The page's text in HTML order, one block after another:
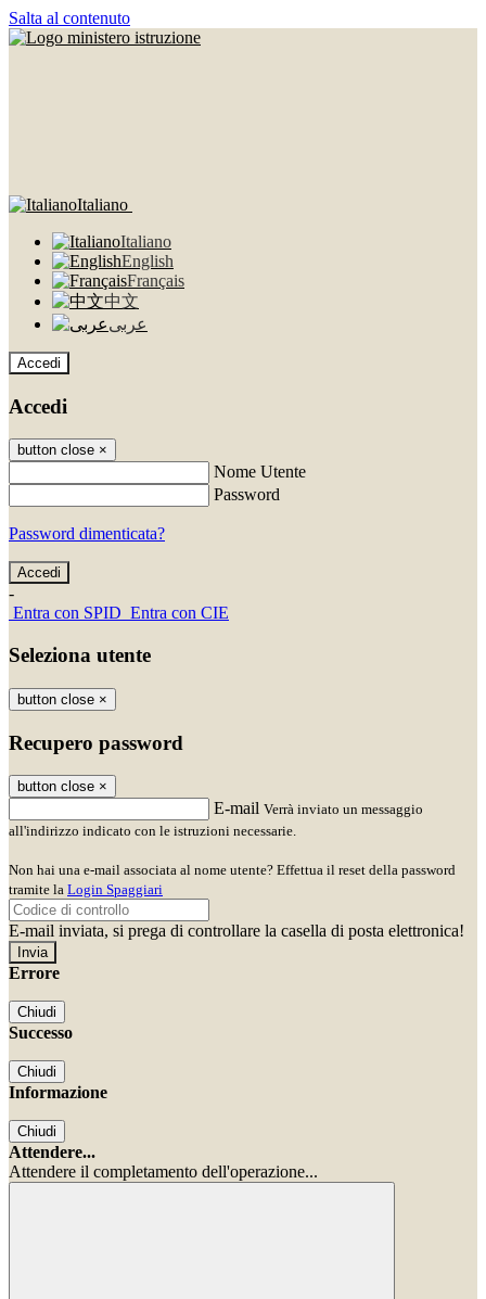
Salta al contenuto
Italiano
Italiano
English
Français
中文
عربى
Accedi
Accedi
button close ×
Nome Utente
Password
Password dimenticata?
-
Entra con SPID Entra con CIE
Seleziona utente
button close ×
Recupero password
button close ×
E-mail Verrà inviato un messaggio
all'indirizzo indicato con le istruzioni necessarie.
Non hai una e-mail associata al nome utente? Effettua il reset della password
tramite la Login Spaggiari
E-mail inviata, si prega di controllare la casella di posta elettronica!
Errore
Chiudi
Successo
Chiudi
Informazione
Chiudi
Attendere...
Attendere il completamento dell'operazione...